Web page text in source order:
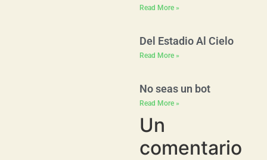
Read More »
Del Estadio Al Cielo
Read More »
No seas un bot
Read More »
Un
comentario